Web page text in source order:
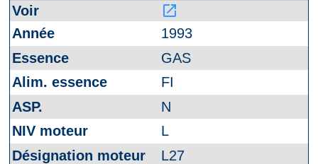
launch
1993
GAS
FI
N
L
L27